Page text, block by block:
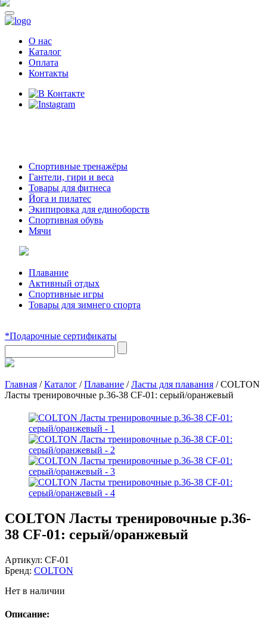
О нас
Каталог
Оплата
Контакты
Спортивные тренажёры
Гантели, гири и веса
Товары для фитнеса
Йога и пилатес
Экипировка для единоборств
Спортивная обувь
Мячи
Плавание
Активный отдых
Спортивные игры
Товары для зимнего спорта
*Подарочные сертификаты
Главная /Каталог /Плавание /Ласты для плавания /COLTON
Ласты тренировочные р.36-38 CF-01: серый/оранжевый
COLTON Ласты тренировочные р.36-
38 CF-01: серый/оранжевый
Артикул: CF-01
Бренд: COLTON
Нет в наличии
Описание: